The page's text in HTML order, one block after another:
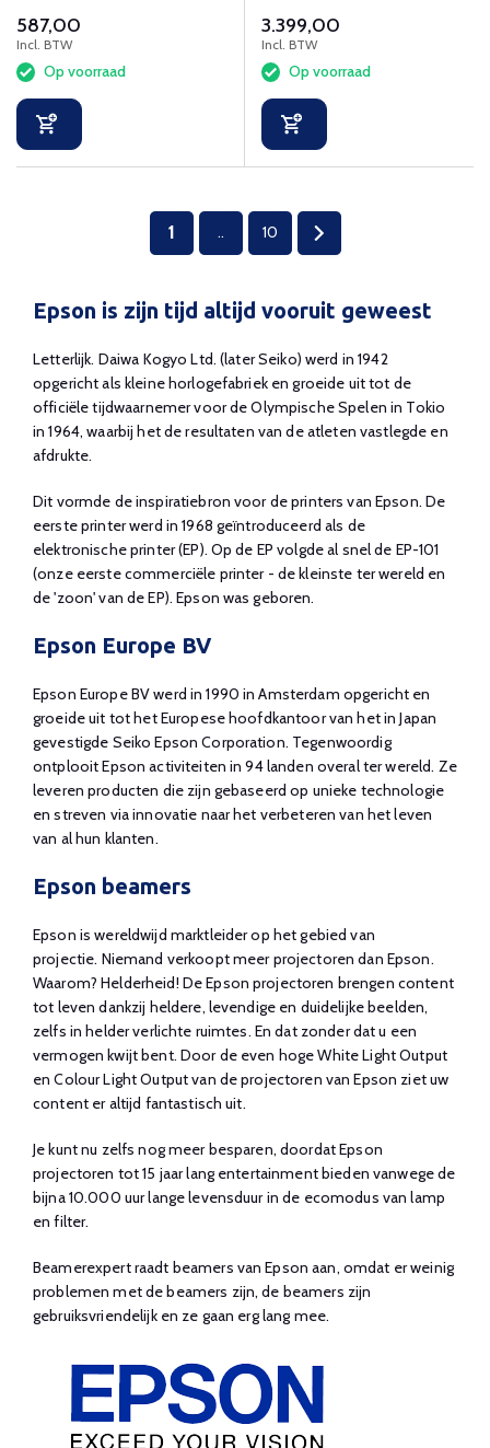
587,00
Incl. BTW
Op voorraad
3.399,00
Incl. BTW
Op voorraad
1 .. 10
Epson is zijn tijd altijd vooruit geweest
Letterlijk. Daiwa Kogyo Ltd. (later Seiko) werd in 1942
opgericht als kleine horlogefabriek en groeide uit tot de
officiële tijdwaarnemer voor de Olympische Spelen in Tokio
in 1964, waarbij het de resultaten van de atleten vastlegde en
afdrukte.
Dit vormde de inspiratiebron voor de printers van Epson. De
eerste printer werd in 1968 geïntroduceerd als de
elektronische printer (EP). Op de EP volgde al snel de EP-101
(onze eerste commerciële printer - de kleinste ter wereld en
de 'zoon' van de EP). Epson was geboren.
Epson Europe BV
Epson Europe BV werd in 1990 in Amsterdam opgericht en
groeide uit tot het Europese hoofdkantoor van het in Japan
gevestigde Seiko Epson Corporation. Tegenwoordig
ontplooit Epson activiteiten in 94 landen overal ter wereld. Ze
leveren producten die zijn gebaseerd op unieke technologie
en streven via innovatie naar het verbeteren van het leven
van al hun klanten.
Epson beamers
Epson is wereldwijd marktleider op het gebied van
projectie. Niemand verkoopt meer projectoren dan Epson.
Waarom? Helderheid! De Epson projectoren brengen content
tot leven dankzij heldere, levendige en duidelijke beelden,
zelfs in helder verlichte ruimtes. En dat zonder dat u een
vermogen kwijt bent. Door de even hoge White Light Output
en Colour Light Output van de projectoren van Epson ziet uw
content er altijd fantastisch uit.
Je kunt nu zelfs nog meer besparen, doordat Epson
projectoren tot 15 jaar lang entertainment bieden vanwege de
bijna 10.000 uur lange levensduur in de ecomodus van lamp
en filter.
Beamerexpert raadt beamers van Epson aan, omdat er weinig
problemen met de beamers zijn, de beamers zijn
gebruiksvriendelijk en ze gaan erg lang mee.